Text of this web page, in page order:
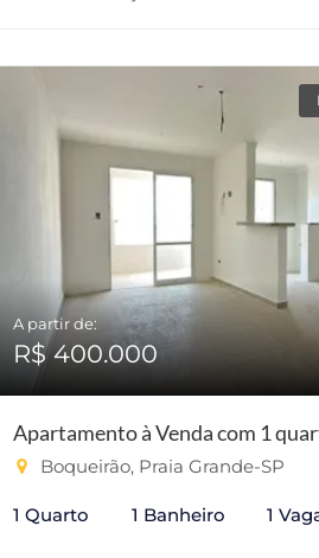
A partir de:
R$ 400.000
Apartamento à Venda com 1
Boqueirão, Praia Grande-SP
1 Quarto 1 Banheiro 1